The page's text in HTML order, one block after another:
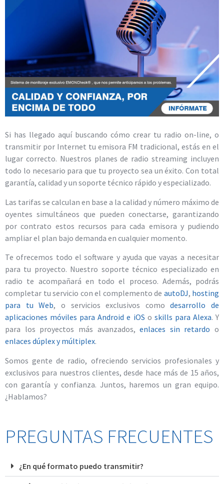
Si has llegado aquí buscando cómo crear tu radio on-line, o
transmitir por Internet tu emisora FM tradicional, estás en el
lugar correcto. Nuestros planes de radio streaming incluyen
todo lo necesario para que tu proyecto sea un éxito. Con total
garantía, calidad y un soporte técnico rápido y especializado.
Las tarifas se calculan en base a la calidad y número máximo de
oyentes simultáneos que pueden conectarse, garantizando
por contrato estos recursos para cada emisora y pudiendo
ampliar el plan bajo demanda en cualquier momento.
Te ofrecemos todo el software y ayuda que vayas a necesitar
para tu proyecto. Nuestro soporte técnico especializado en
radio te acompañará en todo el proceso. Además, podrás
completar tu servicio con el complemento de autoDJ, hosting
para tu Web, o servicios exclusivos comodesarrollo de
aplicaciones móviles para Android e iOS o skills para Alexa. Y
para los proyectos más avanzados,enlaces sin retardo o
enlaces dúplex y múltiplex.
Somos gente de radio, ofreciendo servicios profesionales y
exclusivos para nuestros clientes, desde hace más de 15 años,
con garantía y confianza. Juntos, haremos un gran equipo.
¿Hablamos?
PREGUNTAS FRECUENTES
¿En qué formato puedo transmitir?